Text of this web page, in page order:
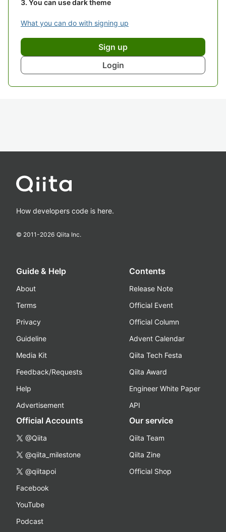
You can use dark theme
What you can do with signing up
Sign up
Login
How developers code is here.
© 2011-2026 Qiita Inc.
Guide & Help
About
Terms
Privacy
Guideline
Media Kit
Feedback/Requests
Help
Advertisement
Contents
Release Note
Official Event
Official Column
Advent Calendar
Qiita Tech Festa
Qiita Award
Engineer White Paper
API
Official Accounts
@Qiita
@qiita_milestone
@qiitapoi
Facebook
YouTube
Podcast
Our service
Qiita Team
Qiita Zine
Official Shop